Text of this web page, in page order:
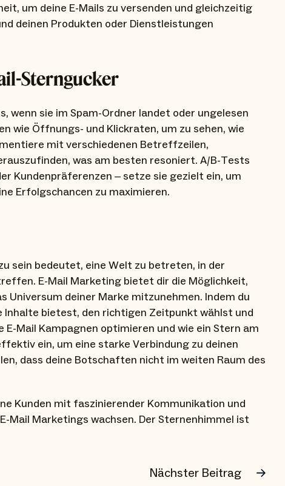
um deine E-Mails zu versenden und gleichzeitig
deinen Produkten oder Dienstleistungen
Sterngucker
wenn sie im Spam-Ordner landet oder ungelesen
wie Öffnungs- und Klickraten, um zu sehen, wie
mit verschiedenen Betreffzeilen,
was am besten resoniert. A/B-Tests
Kundenpräferenzen – setze sie gezielt ein, um
Erfolgschancen zu maximieren.
sein bedeutet, eine Welt zu betreten, in der
E-Mail Marketing bietet dir die Möglichkeit,
Universum deiner Marke mitzunehmen. Indem du
bietest, den richtigen Zeitpunkt wählst und
Mail Kampagnen optimieren und wie ein Stern am
ein, um eine starke Verbindung zu deinen
dass deine Botschaften nicht im weiten Raum des
Kunden mit faszinierender Kommunikation und
Mail Marketings wachsen. Der Sternenhimmel ist
Nächster Beitrag